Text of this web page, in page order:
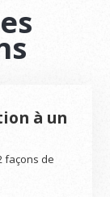
à un
façons de